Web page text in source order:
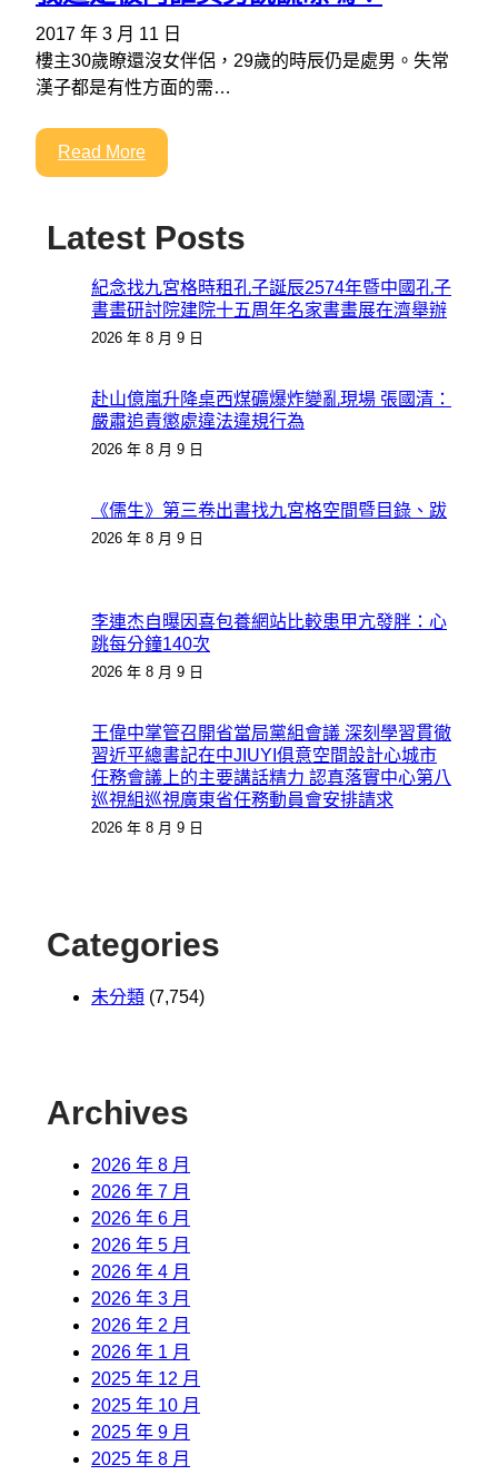
2017 年 3 月 11 日
樓主30歲瞭還沒女伴侶，29歲的時辰仍是處男。失常
漢子都是有性方面的需…
Read More
Latest Posts
紀念找九宮格時租孔子誕辰2574年暨中國孔子
書畫研討院建院十五周年名家書畫展在濟舉辦
2026 年 8 月 9 日
赴山億嵐升降桌西煤礦爆炸變亂現場 張國清：
嚴肅追責懲處違法違規行為
2026 年 8 月 9 日
《儒生》第三卷出書找九宮格空間暨目錄、跋
2026 年 8 月 9 日
李連杰自曝因喜包養網站比較患甲亢發胖：心
跳每分鐘140次
2026 年 8 月 9 日
王偉中掌管召開省當局黨組會議 深刻學習貫徹
習近平總書記在中JIUYI俱意空間設計心城市
任務會議上的主要講話精力 認真落實中心第八
巡視組巡視廣東省任務動員會安排請求
2026 年 8 月 9 日
Categories
未分類 (7,754)
Archives
2026 年 8 月
2026 年 7 月
2026 年 6 月
2026 年 5 月
2026 年 4 月
2026 年 3 月
2026 年 2 月
2026 年 1 月
2025 年 12 月
2025 年 10 月
2025 年 9 月
2025 年 8 月